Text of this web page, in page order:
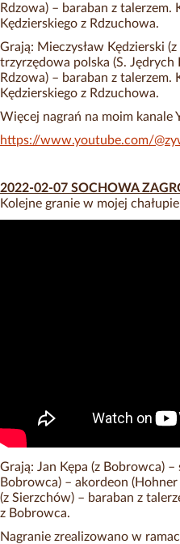
Rdzowa) – baraban z talerzem.
Kędzierskiego z Rdzuchowa.
Grają: Mieczysław Kędzierski
trzyrzędowa polska (S. Jędrych
Rdzowa) – baraban z talerzem.
Kędzierskiego z Rdzuchowa.
Więcej nagrań na moim kanale
https://www.youtube.com/
2022-02-07 SOCHOWA
Kolejne granie w mojej
Grają: Jan Kępa (z Bobrowca) –
Bobrowca) – akordeon (Hohner
(z Sierzchów) – baraban z
z Bobrowca.
Nagranie zrealizowano w